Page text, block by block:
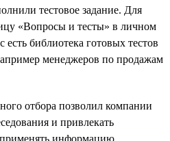
тестовое задание. Для
«Вопросы и тесты» в личном
есть библиотека готовых тестов
менеджеров по продажам
отбора позволил компании
и привлекать
информацию